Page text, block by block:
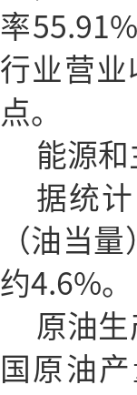
率
行业营业
点。
能源
据统
（油当
约4.6%。
原油
国原油